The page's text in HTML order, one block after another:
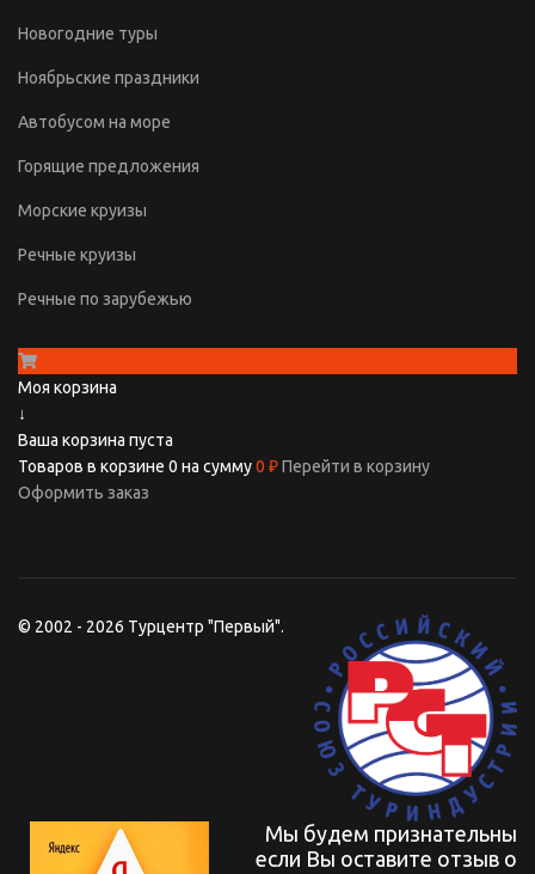
Новогодние туры
Ноябрьские праздники
Автобусом на море
Горящие предложения
Морские круизы
Речные круизы
Речные по зарубежью
Моя корзина
↓
Ваша корзина пуста
Товаров в корзине 0 на сумму0 ₽Перейти в корзину
Оформить заказ
© 2002 - 2026 Турцентр "Первый".
Мы будем признательны
если Вы оставите отзыв о